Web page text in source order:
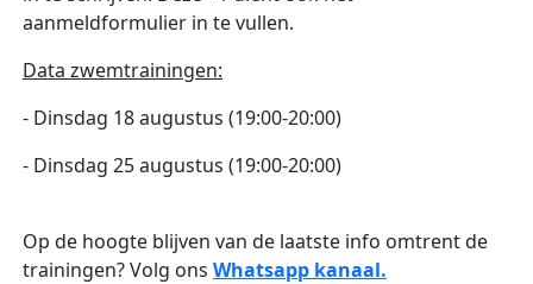
aanmeldformulier in te vullen.
Data zwemtrainingen:
- Dinsdag 18 augustus (19:00-20:00)
- Dinsdag 25 augustus (19:00-20:00)
Op de hoogte blijven van de laatste info omtrent de
trainingen? Volg ons Whatsapp kanaal.